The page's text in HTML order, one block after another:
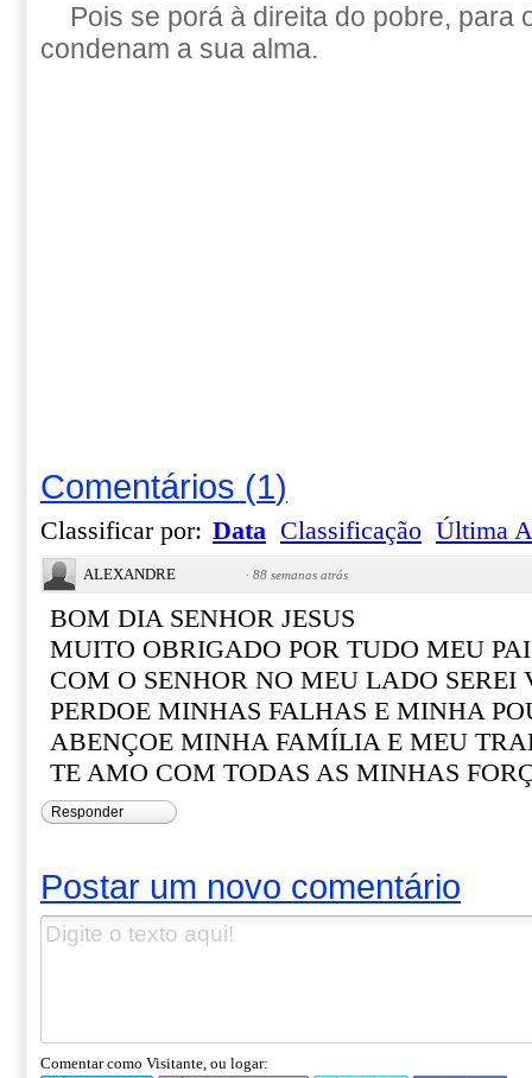
Pois se porá à direita do pobre, para
condenam a sua alma.
Comentários (1)
Classificar por: Data Classificação Última
ALEXANDRE · 88 semanas atrás
BOM DIA SENHOR JESUS
MUITO OBRIGADO POR TUDO MEU PAI
COM O SENHOR NO MEU LADO SEREI
PERDOE MINHAS FALHAS E MINHA
ABENÇOE MINHA FAMÍLIA E MEU
TE AMO COM TODAS AS MINHAS
Responder
Postar um novo comentário
Comentar como Visitante, ou logar: